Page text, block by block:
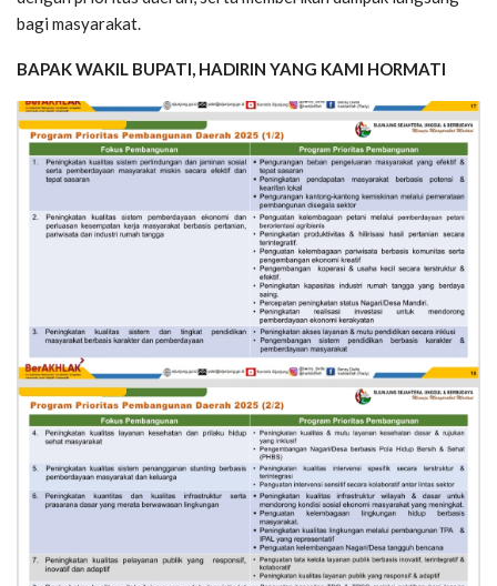
bagi masyarakat.
BAPAK WAKIL BUPATI, HADIRIN YANG KAMI HORMATI